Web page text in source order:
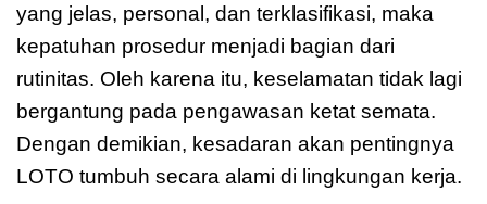
yang jelas, personal, dan terklasifikasi, maka
kepatuhan prosedur menjadi bagian dari
rutinitas. Oleh karena itu, keselamatan tidak lagi
bergantung pada pengawasan ketat semata.
Dengan demikian, kesadaran akan pentingnya
LOTO tumbuh secara alami di lingkungan kerja.